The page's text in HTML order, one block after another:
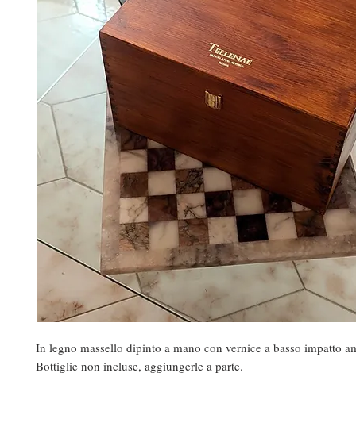
In legno massello dipinto a mano con vernice a basso impatto
Bottiglie non incluse, aggiungerle a parte.